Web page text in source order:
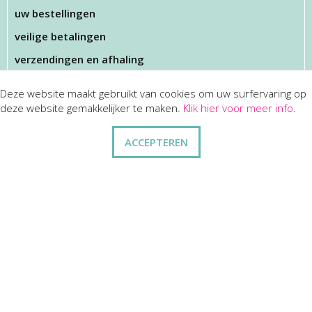
uw bestellingen
veilige betalingen
verzendingen en afhaling
KLANTENSERVICES
Deze website maakt gebruikt van cookies om uw surfervaring op
deze website gemakkelijker te maken. Klik hier voor meer info.
ACCEPTEREN